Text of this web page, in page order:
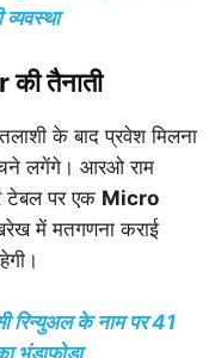
व्यवस्था
तैनाती
के बाद प्रवेश मिलना
लगेंगे। आरओ राम
टेबल पर एक Micro
में मतगणना कराई
रिन्युअल के नाम पर 41
भंडाफोड़ा